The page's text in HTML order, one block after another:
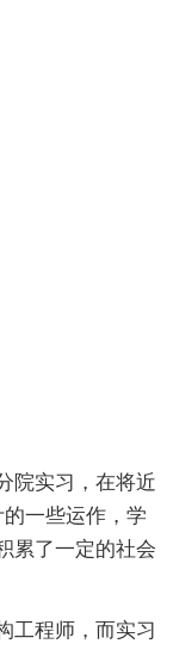
院实习，在将近
一些运作，学
累了一定的社会
工程师，而实习